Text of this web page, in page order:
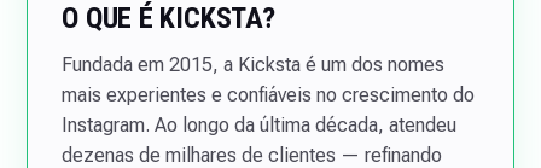
O QUE É KICKSTA?
Fundada em 2015, a Kicksta é um dos nomes
mais experientes e confiáveis no crescimento do
Instagram. Ao longo da última década, atendeu
dezenas de milhares de clientes — refinando